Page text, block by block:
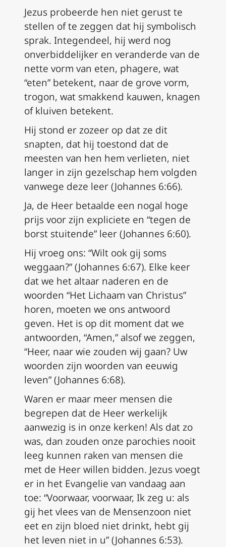
Jezus probeerde hen niet gerust te
stellen of te zeggen dat hij symbolisch
sprak. Integendeel, hij werd nog
onverbiddelijker en veranderde van de
nette vorm van eten, phagere, wat
“eten” betekent, naar de grove vorm,
trogon, wat smakkend kauwen, knagen
of kluiven betekent.
Hij stond er zozeer op dat ze dit
snapten, dat hij toestond dat de
meesten van hen hem verlieten, niet
langer in zijn gezelschap hem volgden
vanwege deze leer (Johannes 6:66).
Ja, de Heer betaalde een nogal hoge
prijs voor zijn expliciete en “tegen de
borst stuitende” leer (Johannes 6:60).
Hij vroeg ons: “Wilt ook gij soms
weggaan?” (Johannes 6:67). Elke keer
dat we het altaar naderen en de
woorden “Het Lichaam van Christus”
horen, moeten we ons antwoord
geven. Het is op dit moment dat we
antwoorden, “Amen,” alsof we zeggen,
“Heer, naar wie zouden wij gaan? Uw
woorden zijn woorden van eeuwig
leven” (Johannes 6:68).
Waren er maar meer mensen die
begrepen dat de Heer werkelijk
aanwezig is in onze kerken! Als dat zo
was, dan zouden onze parochies nooit
leeg kunnen raken van mensen die
met de Heer willen bidden. Jezus voegt
er in het Evangelie van vandaag aan
toe: “Voorwaar, voorwaar, Ik zeg u: als
gij het vlees van de Mensenzoon niet
eet en zijn bloed niet drinkt, hebt gij
het leven niet in u” (Johannes 6:53).